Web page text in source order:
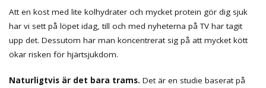
Att en kost med lite kolhydrater och mycket protein gör dig sjuk
har vi sett på löpet idag, till och med nyheterna på TV har tagit
upp det. Dessutom har man koncentrerat sig på att mycket kött
ökar risken för hjärtsjukdom.
Naturligtvis är det bara trams. Det är en studie baserat på